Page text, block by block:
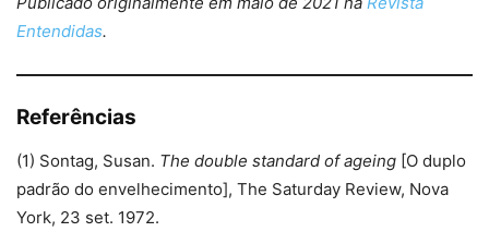
Entendidas.
Referências
(1) Sontag, Susan. The double standard of ageing [O duplo
padrão do envelhecimento], The Saturday Review, Nova
York, 23 set. 1972.